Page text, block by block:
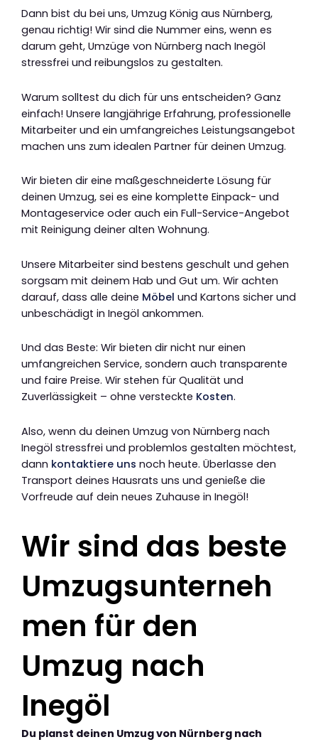
Dann bist du bei uns, Umzug König aus Nürnberg,
genau richtig! Wir sind die Nummer eins, wenn es
darum geht, Umzüge von Nürnberg nach Inegöl
stressfrei und reibungslos zu gestalten.
Warum solltest du dich für uns entscheiden? Ganz
einfach! Unsere langjährige Erfahrung, professionelle
Mitarbeiter und ein umfangreiches Leistungsangebot
machen uns zum idealen Partner für deinen Umzug.
Wir bieten dir eine maßgeschneiderte Lösung für
deinen Umzug, sei es eine komplette Einpack- und
Montageservice oder auch ein Full-Service-Angebot
mit Reinigung deiner alten Wohnung.
Unsere Mitarbeiter sind bestens geschult und gehen
sorgsam mit deinem Hab und Gut um. Wir achten
darauf, dass alle deine Möbel und Kartons sicher und
unbeschädigt in Inegöl ankommen.
Und das Beste: Wir bieten dir nicht nur einen
umfangreichen Service, sondern auch transparente
und faire Preise. Wir stehen für Qualität und
Zuverlässigkeit – ohne versteckte Kosten.
Also, wenn du deinen Umzug von Nürnberg nach
Inegöl stressfrei und problemlos gestalten möchtest,
dann kontaktiere uns noch heute. Überlasse den
Transport deines Hausrats uns und genieße die
Vorfreude auf dein neues Zuhause in Inegöl!
Wir sind das beste
Umzugsunterneh
men für den
Umzug nach
Inegöl
Du planst deinen Umzug von Nürnberg nach